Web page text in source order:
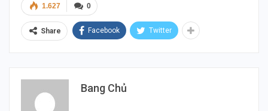
0
1.627
Share Facebook Twitter
Bang Chủ